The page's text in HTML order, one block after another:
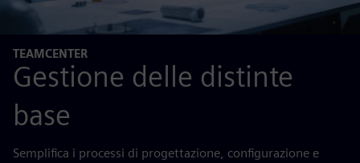
TEAMCENTER
Gestione delle distinte
base
Semplifica i processi di progettazione, configurazione e